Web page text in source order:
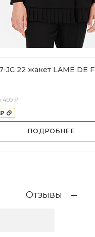
JC 22 жакет LAME DE
400 ₽
ПОДРОБНЕЕ
Отзывы